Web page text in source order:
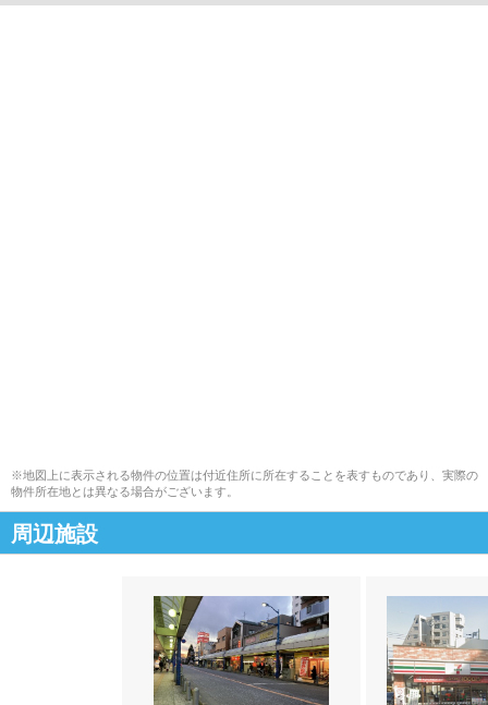
※地図上に表示される物件の位置は付近住所に所在することを表すものであり、実際の
物件所在地とは異なる場合がございます。
周辺施設